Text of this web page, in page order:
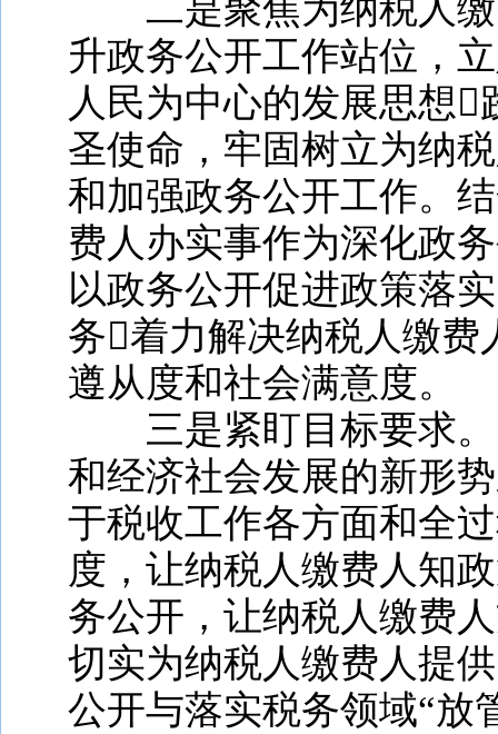
二是聚焦为纳税人
升政务公开工作站位，
人民为中心的发展思想
圣使命，牢固树立为纳
和加强政务公开工作。
费人办实事作为深化政
以政务公开促进政策落
务着力解决纳税人缴费
遵从度和社会满意度。
三是紧盯目标要求
和经济社会发展的新形
于税收工作各方面和全
度，让纳税人缴费人知
务公开，让纳税人缴费
切实为纳税人缴费人提
公开与落实税务领域“放